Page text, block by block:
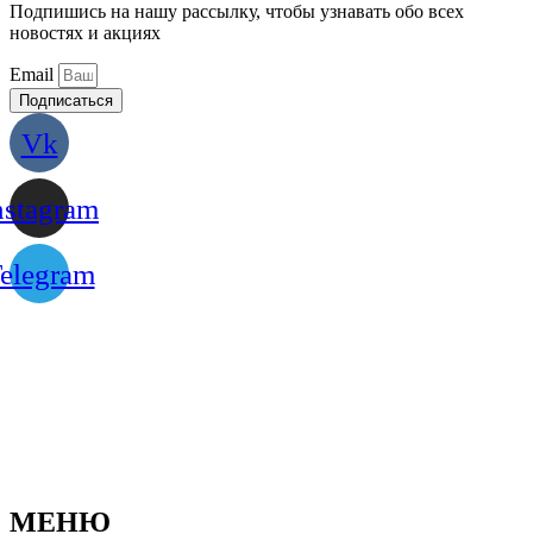
Подпишись на нашу рассылку, чтобы узнавать обо всех
новостях и акциях
Email
Подписаться
Vk
МЕНЮ